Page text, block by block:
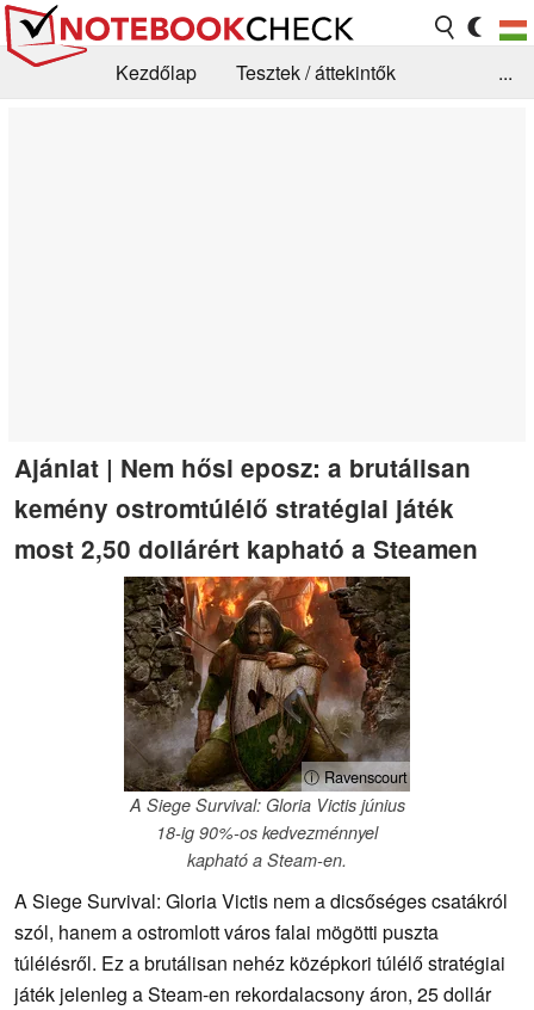
Kezdőlap
Tesztek / áttekintők
...
Ajánlat | Nem hősi eposz: a brutálisan
kemény ostromtúlélő stratégiai játék
most 2,50 dollárért kapható a Steamen
ⓘ Ravenscourt
A Siege Survival: Gloria Victis június
18-ig 90%-os kedvezménnyel
kapható a Steam-en.
A Siege Survival: Gloria Victis nem a dicsőséges csatákról
szól, hanem a ostromlott város falai mögötti puszta
túlélésről. Ez a brutálisan nehéz középkori túlélő stratégiai
játék jelenleg a Steam-en rekordalacsony áron, 25 dollár